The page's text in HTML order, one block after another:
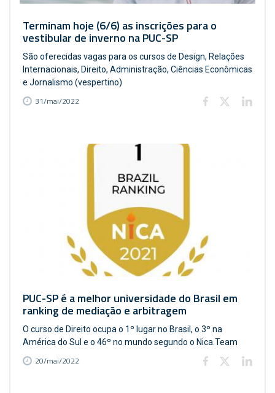
Terminam hoje (6/6) as inscrições para o
vestibular de inverno na PUC-SP
São oferecidas vagas para os cursos de Design, Relações
Internacionais, Direito, Administração, Ciências Econômicas
e Jornalismo (vespertino)
31/mai/2022
PUC-SP é a melhor universidade do Brasil em
ranking de mediação e arbitragem
O curso de Direito ocupa o 1º lugar no Brasil, o 3º na
América do Sul e o 46º no mundo segundo o Nica.Team
20/mai/2022